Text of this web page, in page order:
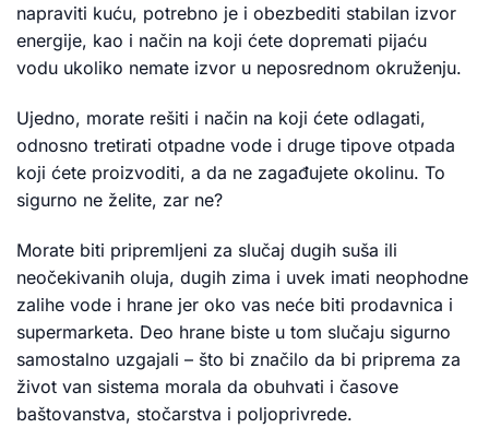
napraviti kuću, potrebno je i obezbediti stabilan izvor
energije, kao i način na koji ćete dopremati pijaću
vodu ukoliko nemate izvor u neposrednom okruženju.
Ujedno, morate rešiti i način na koji ćete odlagati,
odnosno tretirati otpadne vode i druge tipove otpada
koji ćete proizvoditi, a da ne zagađujete okolinu. To
sigurno ne želite, zar ne?
Morate biti pripremljeni za slučaj dugih suša ili
neočekivanih oluja, dugih zima i uvek imati neophodne
zalihe vode i hrane jer oko vas neće biti prodavnica i
supermarketa. Deo hrane biste u tom slučaju sigurno
samostalno uzgajali – što bi značilo da bi priprema za
život van sistema morala da obuhvati i časove
baštovanstva, stočarstva i poljoprivrede.